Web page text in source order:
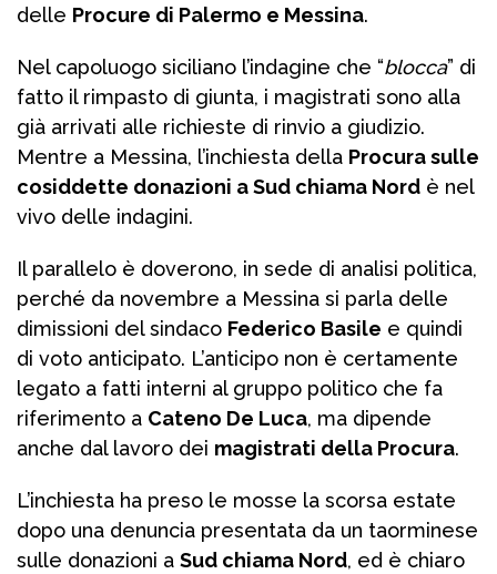
delle Procure di Palermo e Messina.
Nel capoluogo siciliano l’indagine che “blocca” di
fatto il rimpasto di giunta, i magistrati sono alla
già arrivati alle richieste di rinvio a giudizio.
Mentre a Messina, l’inchiesta della Procura sulle
cosiddette donazioni a Sud chiama Nord è nel
vivo delle indagini.
Il parallelo è doverono, in sede di analisi politica,
perché da novembre a Messina si parla delle
dimissioni del sindaco Federico Basile e quindi
di voto anticipato. L’anticipo non è certamente
legato a fatti interni al gruppo politico che fa
riferimento a Cateno De Luca, ma dipende
anche dal lavoro dei magistrati della Procura.
L’inchiesta ha preso le mosse la scorsa estate
dopo una denuncia presentata da un taorminese
sulle donazioni a Sud chiama Nord, ed è chiaro